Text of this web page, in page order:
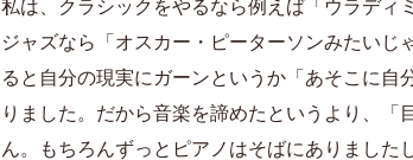
ジャズなら「オスカー・ピーターソンみたいじ
ると自分の現実にガーンというか「あそこに
りました。 だから音楽を諦めたというより、「
ん。もちろんずっとピアノはそばにありまし